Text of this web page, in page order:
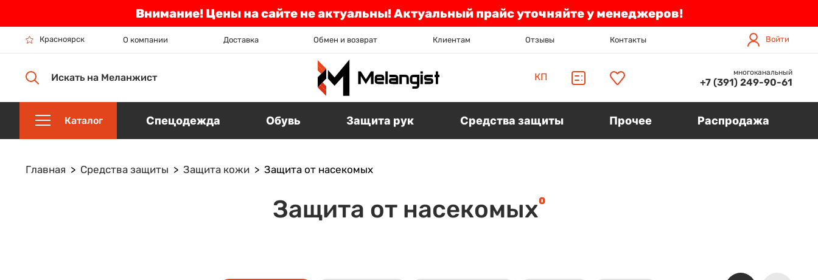
Внимание! Цены на сайте не актуальны! Актуальный прайс уточняйте у менеджеров!
Красноярск О компании Доставка Обмен и возврат Клиентам Отзывы Контакты Войти
Искать на Меланжист КП многоканальный
+7 (391) 249-90-61
Каталог Спецодежда Обувь Защита рук Средства защиты Прочее Распродажа
Главная Средства защиты Защита кожи Защита от насекомых
Защита от насекомых0